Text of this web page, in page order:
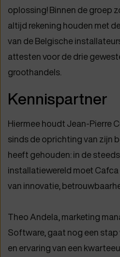
oplossing! Binnen de groep
altijd rekening houden met
van de Belgische
attesten voor de drie
groothandels.
Kennispartner
Hiermee houdt Jean-Pierre
sinds de oprichting van zijn
heeft gehouden: in de
installatiewereld moet
van innovatie,
Theo Andela, marketing
Software, gaat nog een stap
en ervaring van een